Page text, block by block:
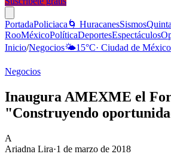
PortadaPoliciaca 🌀 HuracanesSismos
RooMéxicoPolíticaDeportesEspectáculos
Inicio/Negocios🌤️15°C· Ciudad de México
Negocios
Inaugura AMEXME el
"Construyendo
A
Ariadna Lira·1 de marzo de 2018